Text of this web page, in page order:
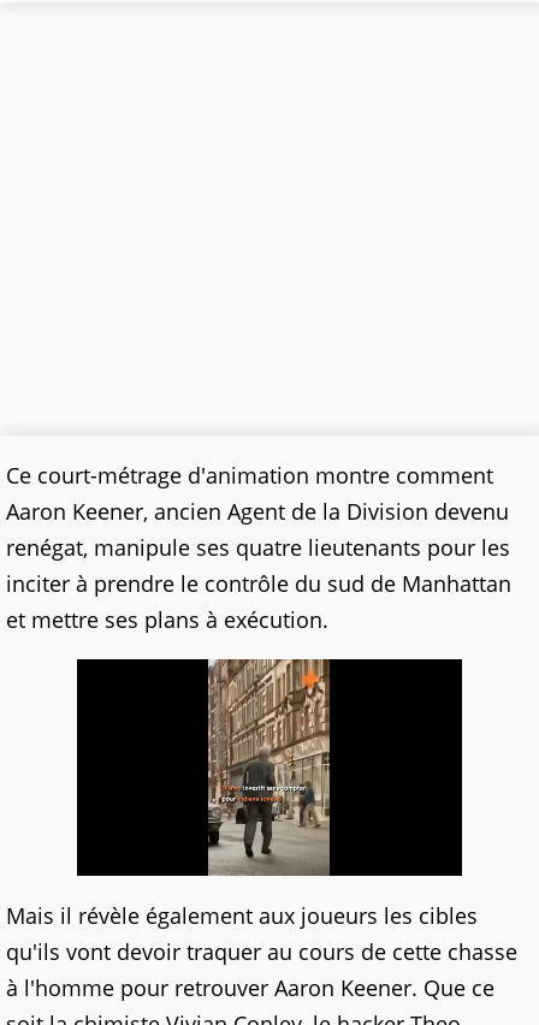
Ce court-métrage d'animation montre comment
Aaron Keener, ancien Agent de la Division devenu
renégat, manipule ses quatre lieutenants pour les
inciter à prendre le contrôle du sud de Manhattan
et mettre ses plans à exécution.
Mais il révèle également aux joueurs les cibles
qu'ils vont devoir traquer au cours de cette chasse
à l'homme pour retrouver Aaron Keener. Que ce